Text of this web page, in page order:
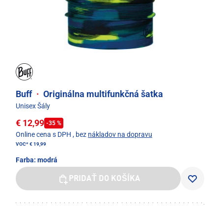
Buff · Originálna multifunkčná šatka
Unisex Šály
€ 12,99 -35 %
Online cena s DPH , bez nákladov na dopravu
VOC*€ 19,99
Farba: modrá
PRIDAŤ DO KOŠÍKA